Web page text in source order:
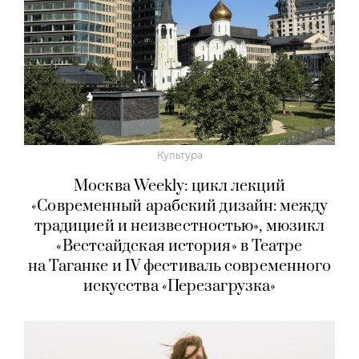
Культура
Москва Weekly: цикл лекций
«Современный арабский дизайн: между
традицией и неизвестностью», мюзикл
«Вестсайдская история» в Театре
на Таганке и IV фестиваль современного
искусства «Перезагрузка»